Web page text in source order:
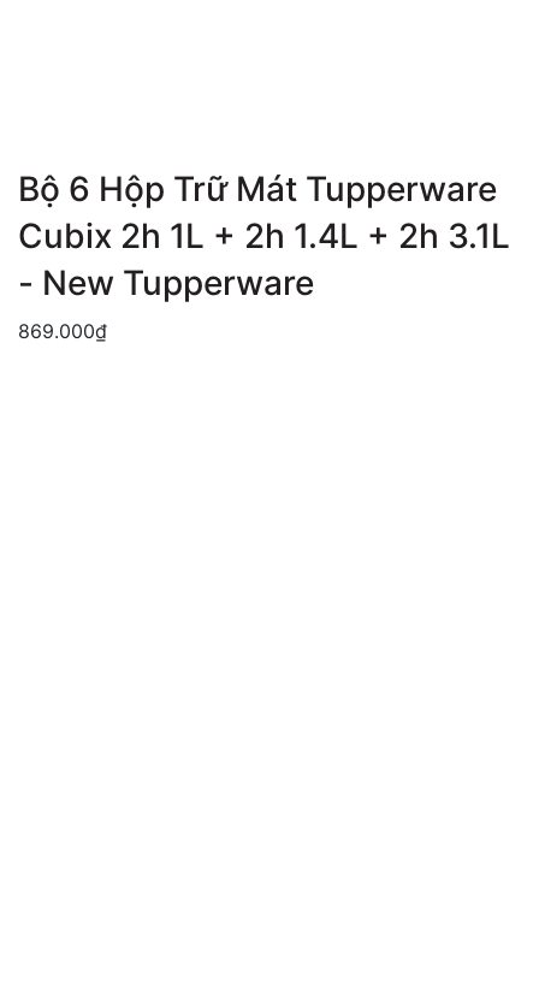
Bộ 6 Hộp Trữ Mát Tupperware
Cubix 2h 1L + 2h 1.4L + 2h 3.1L
- New Tupperware
869.000₫